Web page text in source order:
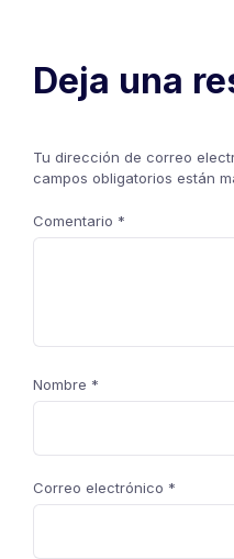
Deja una
Tu dirección de correo
campos obligatorios están
Comentario *
Nombre *
Correo electrónico *